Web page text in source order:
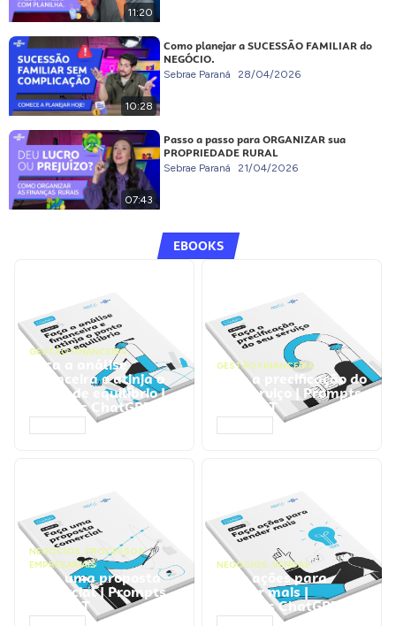
11:20
10:28
Como planejar a SUCESSÃO FAMILIAR do
NEGÓCIO.
Sebrae Paraná 28/04/2026
07:43
Passo a passo para ORGANIZAR sua
PROPRIEDADE RURAL
Sebrae Paraná 21/04/2026
EBOOKS
GESTÃO FINANCEIRA
Faça a análise
financeira e atinja o
ponto de equilíbrio |
Prompts ChatGPT
GESTÃO FINANCEIRA
Faça a precificação do
seu serviço | Prompts
ChatGPT
NEGÓCIOS, PROCESSOS
EMPRESARIAIS
Faça uma proposta
comercial | Prompts
ChatGPT
NEGÓCIOS, VENDAS
Faça ações para
vender mais |
Prompts ChatGPT